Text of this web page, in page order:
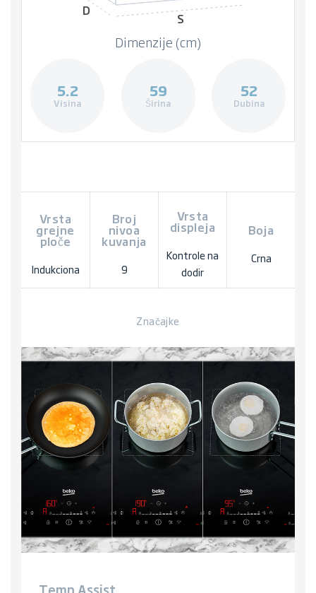
D
S
Dimenzije (cm)
5.2
Visina
59
Širina
52
Dubina
Vrsta
grejne
ploče
Indukciona
Broj
nivoa
kuvanja
9
Vrsta
displeja
Kontrole na
dodir
Boja
Crna
Značajke